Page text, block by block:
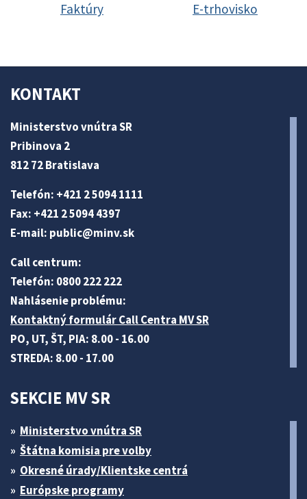
Faktúry E-trhovisko
KONTAKT
Ministerstvo vnútra SR
Pribinova 2
812 72 Bratislava
Telefón: +421 2 5094 1111
Fax: +421 2 5094 4397
E-mail: public@minv.sk
Call centrum:
Telefón: 0800 222 222
Nahlásenie problému:
Kontaktný formulár Call Centra MV SR
PO, UT, ŠT, PIA: 8.00 - 16.00
STREDA: 8.00 - 17.00
SEKCIE MV SR
Ministerstvo vnútra SR
Štátna komisia pre volby
Okresné úrady/Klientske centrá
Európske programy